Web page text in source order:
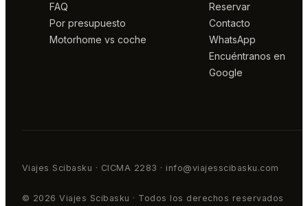
FAQ
Por presupuesto
Motorhome vs coche
Reservar
Contacto
WhatsApp
Encuéntranos en
Google
Viajes Scibasku · CICMA 2283 · info@viajesscibasku.com
© 2026 Viajes Scibasku · Todos los derechos reservados